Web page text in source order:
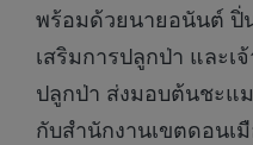
พร้อมด้วยนายอนันต์ ปิ่
เสริมการปลูกป่า และเ
ปลูกป่า ส่งมอบต้นชะแ
กับสำนักงานเขตดอนเ